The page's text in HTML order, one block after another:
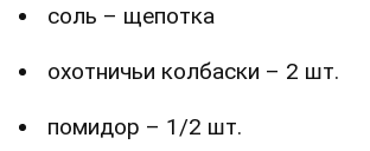
соль – щепотка
охотничьи колбаски – 2 шт.
помидор – 1/2 шт.